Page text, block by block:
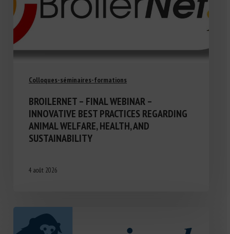
Colloques-séminaires-formations
BROILERNET – FINAL WEBINAR –
INNOVATIVE BEST PRACTICES REGARDING
ANIMAL WELFARE, HEALTH, AND
SUSTAINABILITY
4 août 2026